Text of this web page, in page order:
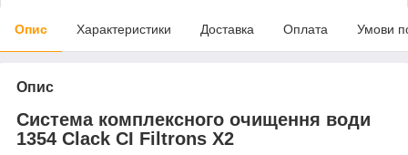
Опис Характеристики Доставка Оплата Умови
Опис
Система комплексного очищення води
1354 Clack CI Filtrons X2